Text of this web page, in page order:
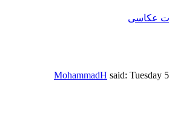
عکاسی
MohammadH said: Tuesday